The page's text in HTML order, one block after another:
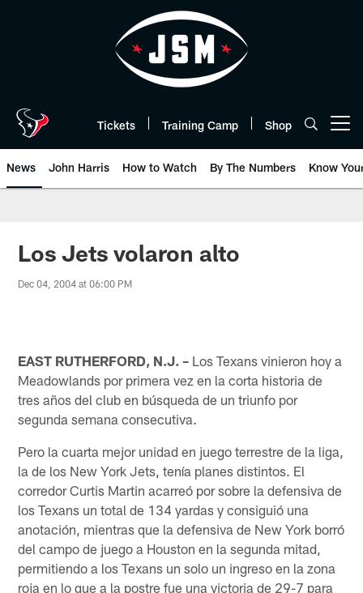
Tickets Training Camp Shop
News John Harris How to Watch By The Numbers Know
Los Jets volaron alto
Dec 04, 2004 at 06:00 PM
EAST RUTHERFORD, N.J. – Los Texans vinieron hoy a
Meadowlands por primera vez en la corta historia de
tres años del club en búsqueda de un triunfo por
segunda semana consecutiva.
Pero la cuarta mejor unidad en juego terrestre de la liga,
la de los New York Jets, tenía planes distintos. El
corredor Curtis Martin acarreó por sobre la defensiva de
los Texans un total de 134 yardas y consiguió una
anotación, mientras que la defensiva de New York borró
del campo de juego a Houston en la segunda mitad,
permitiendo a los Texans un solo un ingreso en la zona
roja en lo que a la postre fue una victoria de 29-7 para